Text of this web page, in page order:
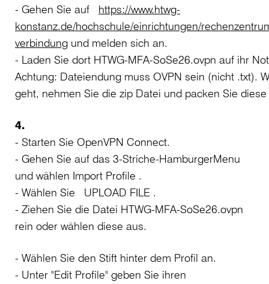
- Gehen Sie auf https://www.htwg-
konstanz.de/hochschule/einrichtungen/
verbindung und melden sich an.
- Laden Sie dort HTWG-MFA-SoSe26.ovpn auf ihr
Achtung: Dateiendung muss OVPN sein (nicht .txt).
geht, nehmen Sie die zip Datei und packen Sie
4.
- Starten Sie OpenVPN Connect.
- Gehen Sie auf das 3-Striche-HamburgerMenu
und wählen Import Profile .
- Wählen Sie UPLOAD FILE .
- Ziehen Sie die Datei HTWG-MFA-SoSe26.ovpn
rein oder wählen diese aus.
- Wählen Sie den Stift hinter dem Profil an.
- Unter "Edit Profile" geben Sie ihren